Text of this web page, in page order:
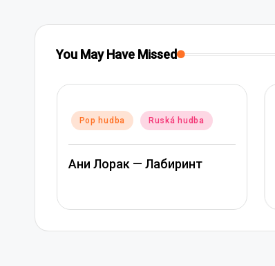
You May Have Missed
Posted
Pop hudba Ruská hudba
Ани Лорак — Лабиринт